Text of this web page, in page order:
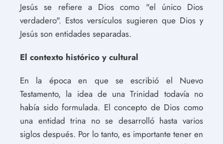
Jesús se refiere a Dios como "el único Dios
verdadero". Estos versículos sugieren que Dios y
Jesús son entidades separadas.
El contexto histórico y cultural
En la época en que se escribió el Nuevo
Testamento, la idea de una Trinidad todavía no
había sido formulada. El concepto de Dios como
una entidad trina no se desarrolló hasta varios
siglos después. Por lo tanto, es importante tener en